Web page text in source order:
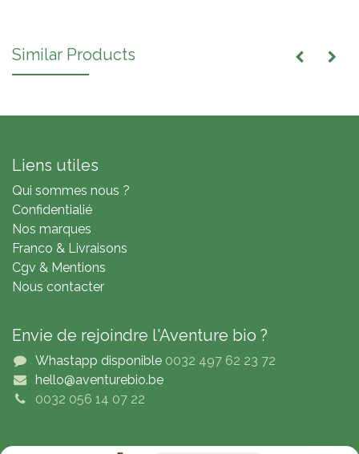
Similar Products
Liens utiles
Qui sommes nous ?
Confidentialié
Nos marques
Franco & Livraisons
Cgv & Mentions
Nous contacter
Envie de rejoindre l'Aventure bio ?
Whastapp disponible0032 497 62 23 72
hello@aventurebio.be
0032 056 14 07 22